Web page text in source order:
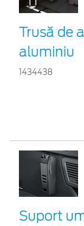
Trusă de
aluminiu
1434438
Suport